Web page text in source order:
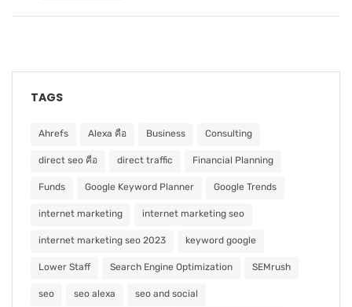
TAGS
Ahrefs Alexa คือ Business Consulting
direct seo คือ direct traffic Financial Planning
Funds Google Keyword Planner Google Trends
internet marketing internet marketing seo
internet marketing seo 2023 keyword google
Lower Staff Search Engine Optimization SEMrush
seo seo alexa seo and social